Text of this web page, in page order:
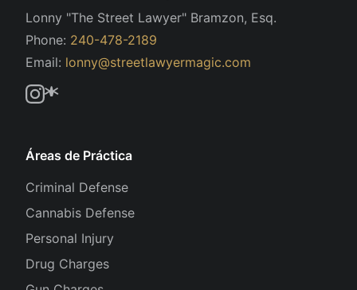
Lonny "The Street Lawyer" Bramzon, Esq.
Phone: 240-478-2189
Email: lonny@streetlawyermagic.com
Áreas de Práctica
Criminal Defense
Cannabis Defense
Personal Injury
Drug Charges